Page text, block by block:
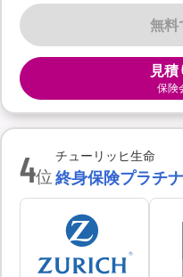
無料
見
保険
4位
チューリッヒ生命
終身保険プラチナ